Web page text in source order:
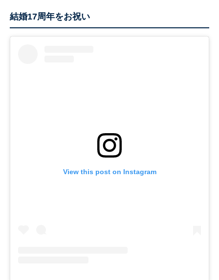
結婚17周年をお祝い
View this post on Instagram